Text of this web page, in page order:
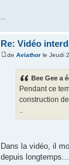
Re: Vidéo
deAviathor le Jeudi
Bee Gee a
Pendant ce
construction
..
Dans la vidéo, il
depuis longtemps...